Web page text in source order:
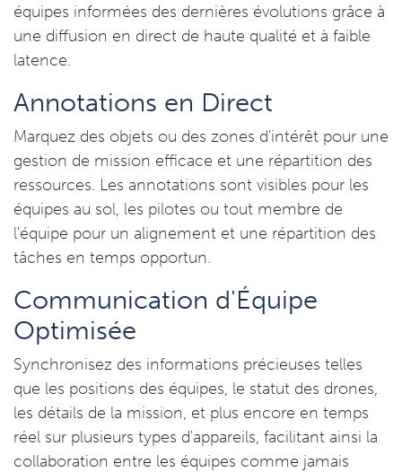
équipes informées des dernières évolutions grâce à
une diffusion en direct de haute qualité et à faible
latence.
Annotations en Direct
Marquez des objets ou des zones d'intérêt pour une
gestion de mission efficace et une répartition des
ressources. Les annotations sont visibles pour les
équipes au sol, les pilotes ou tout membre de
l'équipe pour un alignement et une répartition des
tâches en temps opportun.
Communication d'Équipe
Optimisée
Synchronisez des informations précieuses telles
que les positions des équipes, le statut des drones,
les détails de la mission, et plus encore en temps
réel sur plusieurs types d'appareils, facilitant ainsi la
collaboration entre les équipes comme jamais